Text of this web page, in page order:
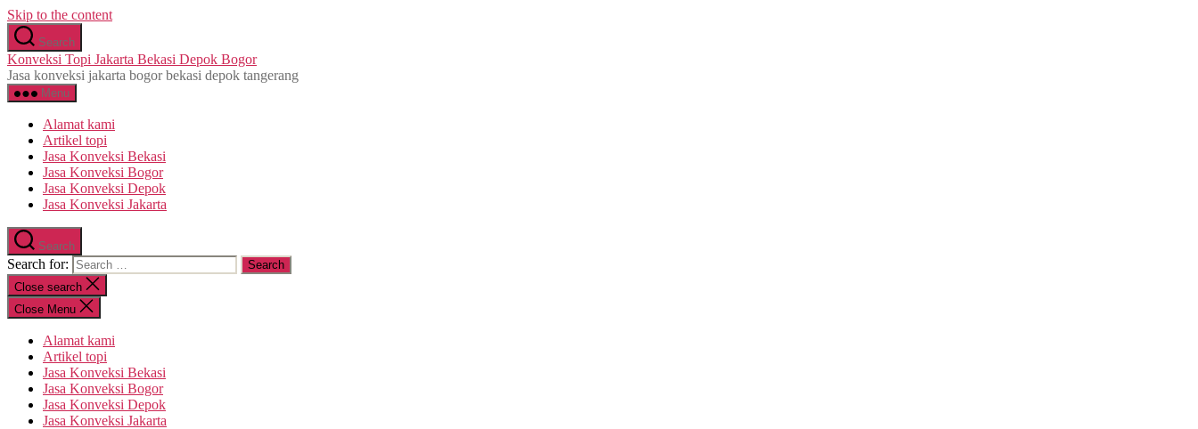
Skip to the content
Search
Konveksi Topi Jakarta Bekasi Depok Bogor
Jasa konveksi jakarta bogor bekasi depok tangerang
Menu
Alamat kami
Artikel topi
Jasa Konveksi Bekasi
Jasa Konveksi Bogor
Jasa Konveksi Depok
Jasa Konveksi Jakarta
Search
Search for:
Close search
Close Menu
Alamat kami
Artikel topi
Jasa Konveksi Bekasi
Jasa Konveksi Bogor
Jasa Konveksi Depok
Jasa Konveksi Jakarta